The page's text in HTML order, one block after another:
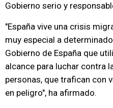
Gobierno serio y
"España vive una crisis
muy especial a
Gobierno de España que
alcance para luchar contra
personas, que trafican con
en peligro", ha afirmado.